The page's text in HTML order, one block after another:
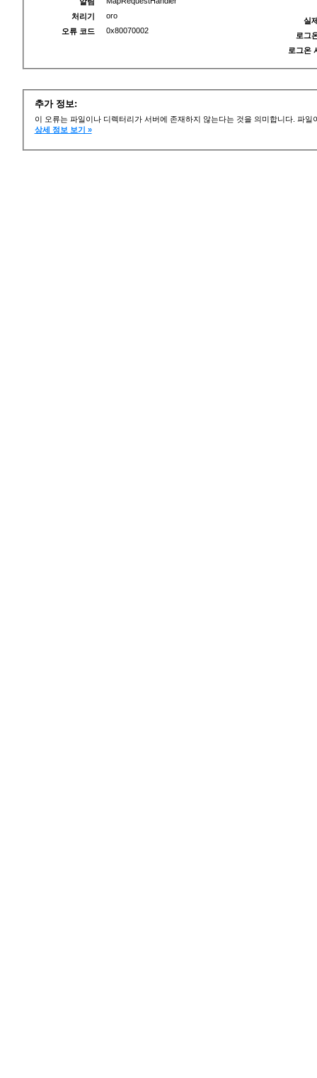
처리기
oro
오류 코드
0x80070002
실
로그
로그온
추가 정보:
이 오류는 파일이나 디렉터리가 서버에 존재하지 않는다는 것을 의미합니다. 파
상세 정보 보기 »